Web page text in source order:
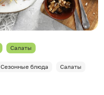
Салаты
Сезонные блюда
Салаты